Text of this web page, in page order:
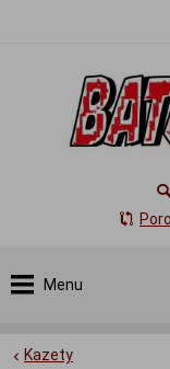
Menu
Kazety